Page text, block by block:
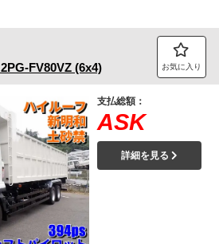
2PG-FV80VZ (6x4) お気に入り
支払総額：
ASK
詳細を見る